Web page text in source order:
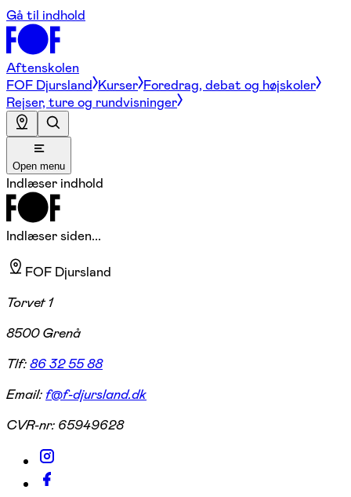
Gå til indhold
Aftenskolen
FOF Djursland Kurser Foredrag, debat og højskoler
Rejser, ture og rundvisninger
Open menu
Indlæser indhold
Indlæser siden...
FOF Djursland
Torvet 1
8500 Grenå
Tlf:86 32 55 88
Email:f@f-djursland.dk
CVR-nr: 65949628